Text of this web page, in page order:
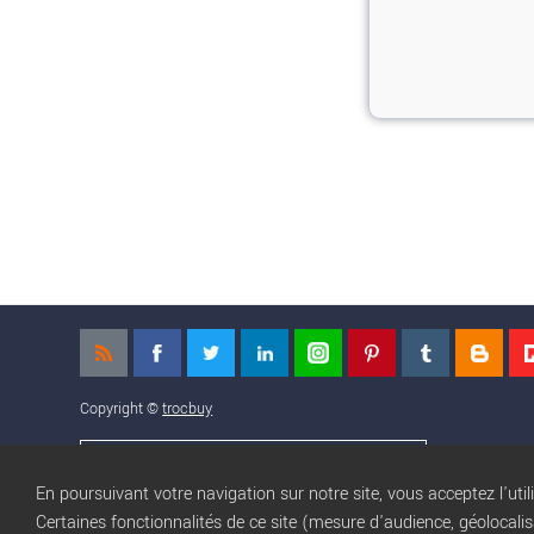
Copyright ©trocbuy
En poursuivant votre navigation sur notre site, vous acceptez
Certaines fonctionnalités de ce site (mesure d'audience,